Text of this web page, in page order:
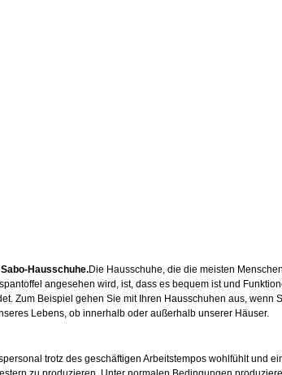
Sabo-Hausschuhe.Die Hausschuhe, die die meisten
angesehen wird, ist, dass es bequem ist und
Zum Beispiel gehen Sie mit Ihren Hausschuhen aus,
Lebens, ob innerhalb oder außerhalb unserer Häuser.
trotz des geschäftigen Arbeitstempos wohlfühlt und